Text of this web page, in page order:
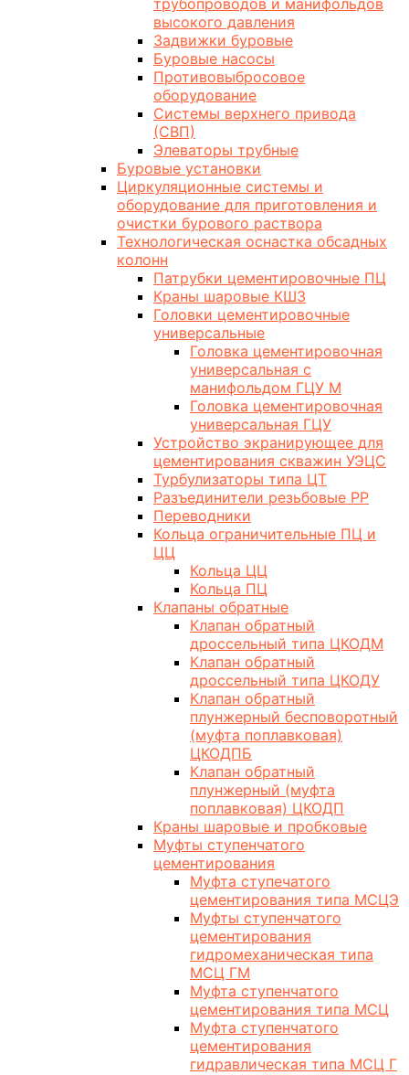
трубопроводов и манифольдов
высокого давления
Задвижки буровые
Буровые насосы
Противовыбросовое
оборудование
Системы верхнего привода
(СВП)
Элеваторы трубные
Буровые установки
Циркуляционные системы и
оборудование для приготовления и
очистки бурового раствора
Технологическая оснастка обсадных
колонн
Патрубки цементировочные ПЦ
Краны шаровые КШЗ
Головки цементировочные
универсальные
Головка цементировочная
универсальная с
манифольдом ГЦУ М
Головка цементировочная
универсальная ГЦУ
Устройство экранирующее для
цементирования скважин УЭЦС
Турбулизаторы типа ЦТ
Разъединители резьбовые РР
Переводники
Кольца ограничительные ПЦ и
ЦЦ
Кольца ЦЦ
Кольца ПЦ
Клапаны обратные
Клапан обратный
дроссельный типа ЦКОДМ
Клапан обратный
дроссельный типа ЦКОДУ
Клапан обратный
плунжерный бесповоротный
(муфта поплавковая)
ЦКОДПБ
Клапан обратный
плунжерный (муфта
поплавковая) ЦКОДП
Краны шаровые и пробковые
Муфты ступенчатого
цементирования
Муфта ступечатого
цементирования типа МСЦЭ
Муфты ступенчатого
цементирования
гидромеханическая типа
МСЦ ГМ
Муфта ступенчатого
цементирования типа МСЦ
Муфта ступенчатого
цементирования
гидравлическая типа МСЦ Г